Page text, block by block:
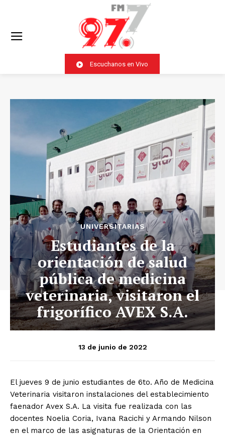
Escuchanos en Vivo
UNIVERSITARIAS
Estudiantes de la
orientación de salud
pública de medicina
veterinaria, visitaron el
frigorífico AVEX S.A.
13 de junio de 2022
El jueves 9 de junio estudiantes de 6to. Año de Medicina
Veterinaria visitaron instalaciones del establecimiento
faenador Avex S.A. La visita fue realizada con las
docentes Noelia Coria, Ivana Racichi y Armando Nilson
en el marco de las asignaturas de la Orientación en